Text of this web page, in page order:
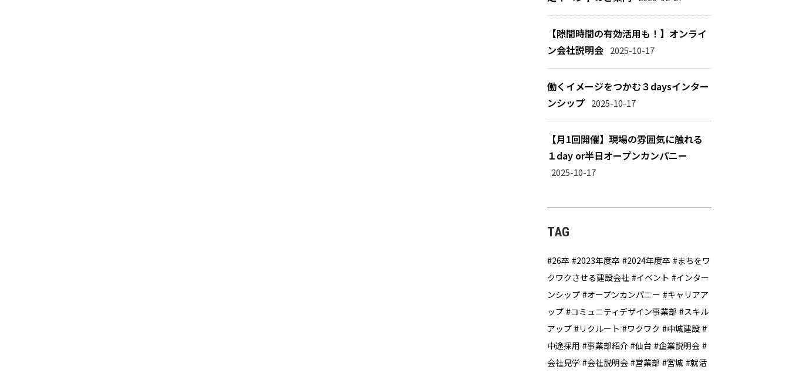
【隙間時間の有効活用も！】オンライ
ン会社説明会 2025-10-17
働くイメージをつかむ３daysインター
ンシップ 2025-10-17
【月1回開催】現場の雰囲気に触れる
１day or半日オープンカンパニー
2025-10-17
TAG
26卒 2023年度卒 2024年度卒
まちをワ
クワクさせる建設会社
イベント
インター
ンシップ
オープンカンパニー
キャリアア
ップ
コミュニティデザイン事業部
スキル
アップ
リクルート ワクワク
中城建設
中途採用
事業部紹介 仙台 企業説明会
会社見学
会社説明会 営業部 宮城
就活